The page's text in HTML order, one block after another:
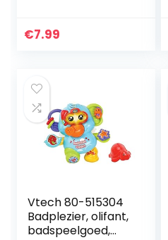
magisch
€7.99
Vtech 80-515304
Badplezier, olifant,
badspeelgoed,